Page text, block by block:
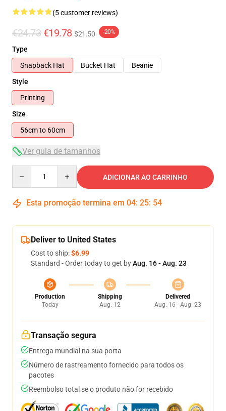
(5 customer reviews)
€24.73 €19.78 $21.50 -20%
Type
Snapback Hat
Bucket Hat
Beanie
Style
Printing
Size
56cm to 60cm
Ver guia de tamanhos
ADICIONAR AO CARRINHO
Esta promoção termina em 04: 25: 53
Deliver to United States
Cost to ship:$6.99
Standard - Order today to get byAug. 16 - Aug. 23
Production
Today
Shipping
Aug. 12
Delivered
Aug. 16 - Aug. 23
Transação segura
Entrega mundial na sua porta
Número de rastreamento fornecido para todos os
pacotes
Reembolso total se o produto não for recebido